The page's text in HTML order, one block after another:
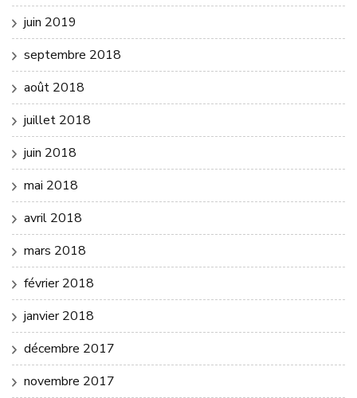
juin 2019
septembre 2018
août 2018
juillet 2018
juin 2018
mai 2018
avril 2018
mars 2018
février 2018
janvier 2018
décembre 2017
novembre 2017